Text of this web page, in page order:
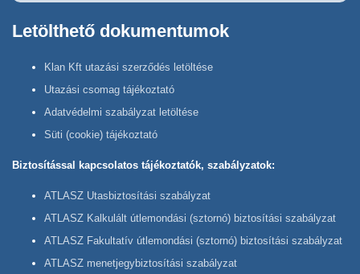
Letölthető dokumentumok
Klan Kft utazási szerződés letöltése
Utazási csomag tájékoztató
Adatvédelmi szabályzat letöltése
Süti (cookie) tájékoztató
Biztosítással kapcsolatos tájékoztatók, szabályzatok:
ATLASZ Utasbiztosítási szabályzat
ATLASZ Kalkulált útlemondási (sztornó) biztosítási szabályzat
ATLASZ Fakultatív útlemondási (sztornó) biztosítási szabályzat
ATLASZ menetjegybiztosítási szabályzat